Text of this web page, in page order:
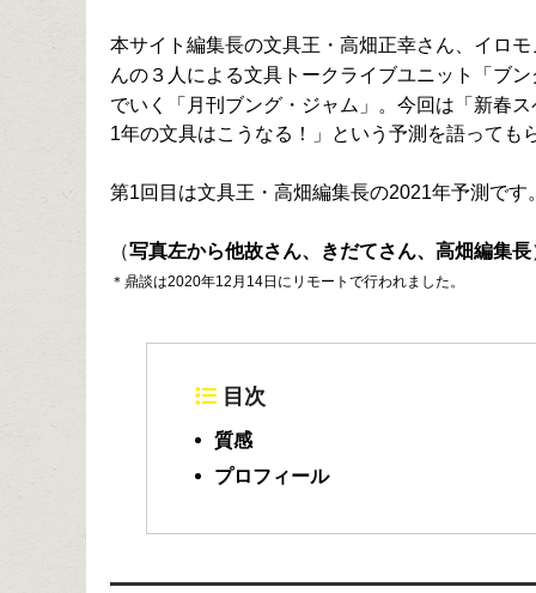
本サイト編集長の文具王・高畑正幸さん、イロ
んの３人による文具トークライブユニット「ブ
でいく「月刊ブング・ジャム」。今回は「新春
1年の文具はこうなる！」という予測を語っても
第1回目は文具王・高畑編集長の2021年予測です
（写真左から他故さん、きだてさん、高畑編集長
＊鼎談は2020年12月14日にリモートで行われました。
目次
質感
プロフィール